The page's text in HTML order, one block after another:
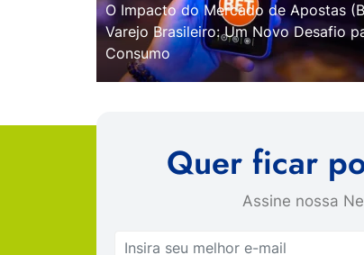
O Impacto do Mercado de Apostas
Varejo Brasileiro: Um Novo Desafio
Consumo
Quer ficar
Assine nossa